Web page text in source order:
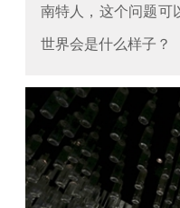
南特人，这个问题可
世界会是什么样子？